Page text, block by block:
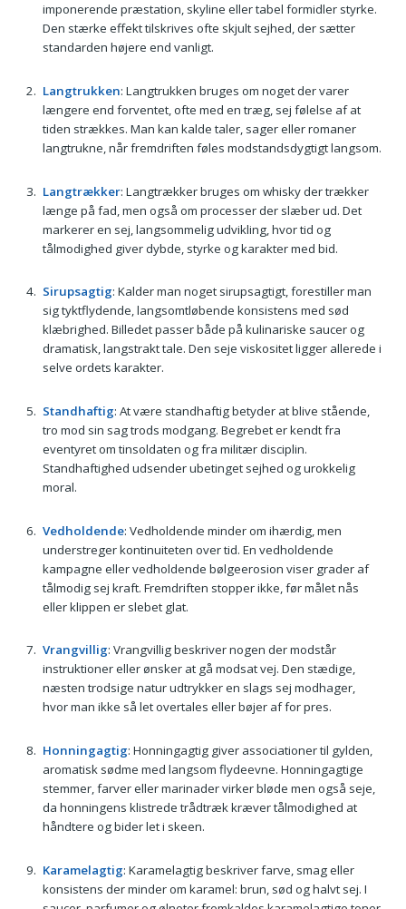
imponerende præstation, skyline eller tabel formidler styrke.
Den stærke effekt tilskrives ofte skjult sejhed, der sætter
standarden højere end vanligt.
Langtrukken: Langtrukken bruges om noget der varer
længere end forventet, ofte med en træg, sej følelse af at
tiden strækkes. Man kan kalde taler, sager eller romaner
langtrukne, når fremdriften føles modstandsdygtigt langsom.
Langtrækker: Langtrækker bruges om whisky der trækker
længe på fad, men også om processer der slæber ud. Det
markerer en sej, langsommelig udvikling, hvor tid og
tålmodighed giver dybde, styrke og karakter med bid.
Sirupsagtig: Kalder man noget sirupsagtigt, forestiller man
sig tyktflydende, langsomtløbende konsistens med sød
klæbrighed. Billedet passer både på kulinariske saucer og
dramatisk, langstrakt tale. Den seje viskositet ligger allerede i
selve ordets karakter.
Standhaftig: At være standhaftig betyder at blive stående,
tro mod sin sag trods modgang. Begrebet er kendt fra
eventyret om tinsoldaten og fra militær disciplin.
Standhaftighed udsender ubetinget sejhed og urokkelig
moral.
Vedholdende: Vedholdende minder om ihærdig, men
understreger kontinuiteten over tid. En vedholdende
kampagne eller vedholdende bølgeerosion viser grader af
tålmodig sej kraft. Fremdriften stopper ikke, før målet nås
eller klippen er slebet glat.
Vrangvillig: Vrangvillig beskriver nogen der modstår
instruktioner eller ønsker at gå modsat vej. Den stædige,
næsten trodsige natur udtrykker en slags sej modhager,
hvor man ikke så let overtales eller bøjer af for pres.
Honningagtig: Honningagtig giver associationer til gylden,
aromatisk sødme med langsom flydeevne. Honningagtige
stemmer, farver eller marinader virker bløde men også seje,
da honningens klistrede trådtræk kræver tålmodighed at
håndtere og bider let i skeen.
Karamelagtig: Karamelagtig beskriver farve, smag eller
konsistens der minder om karamel: brun, sød og halvt sej. I